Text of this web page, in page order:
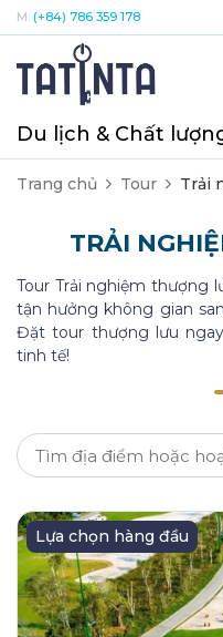
M: (+84) 786 359 178
Du lịch & Chất
Trang chủ Tour Trải
TRẢI
Tour Trải nghiệm thượng
tận hưởng không gian
Đặt tour thượng lưu
tinh tế!
Lựa chọn hàng đầu